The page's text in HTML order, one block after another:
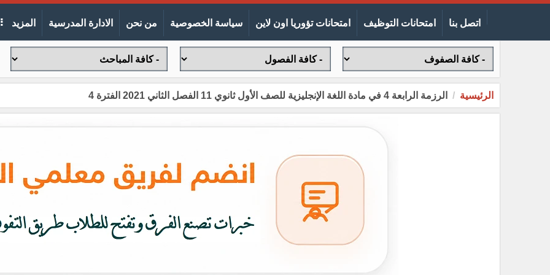
اتصل بنا امتحانات التوظيف امتحانات تؤوريا اون لاين سياسة الخصوصية من نحن الادارة المدرسية المزيد
الرئيسية الرزمة الرابعة 4 في مادة اللغة الإنجليزية للصف الأول ثانوي 11 الفصل الثاني 2021 الفترة 4